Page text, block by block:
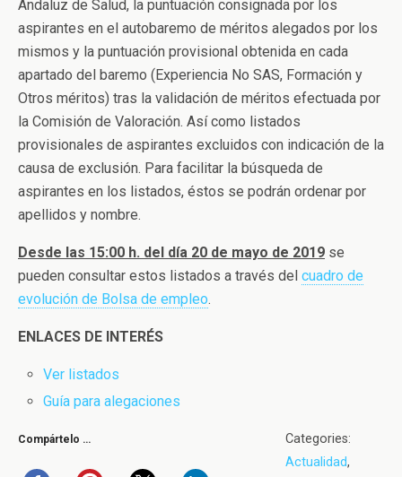
Andaluz de Salud, la puntuación consignada por los
aspirantes en el autobaremo de méritos alegados por los
mismos y la puntuación provisional obtenida en cada
apartado del baremo (Experiencia No SAS, Formación y
Otros méritos) tras la validación de méritos efectuada por
la Comisión de Valoración. Así como listados
provisionales de aspirantes excluidos con indicación de la
causa de exclusión. Para facilitar la búsqueda de
aspirantes en los listados, éstos se podrán ordenar por
apellidos y nombre.
Desde las 15:00 h. del día 20 de mayo de 2019 se
pueden consultar estos listados a través del cuadro de
evolución de Bolsa de empleo.
ENLACES DE INTERÉS
Ver listados
Guía para alegaciones
Compártelo …
Categories:
Actualidad,